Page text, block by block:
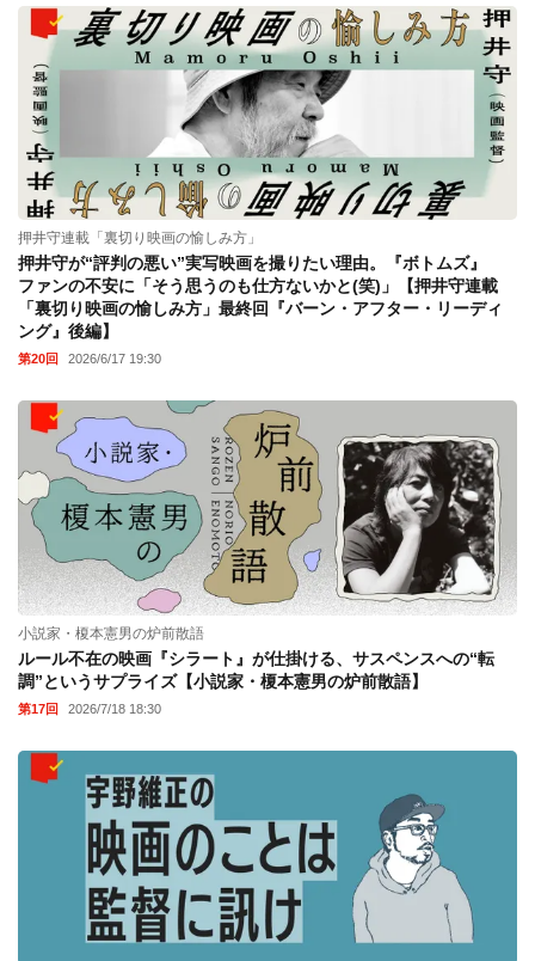
押井守連載「裏切り映画の愉しみ方」
押井守が“評判の悪い”実写映画を撮りたい理由。『ボトムズ』
ファンの不安に「そう思うのも仕方ないかと(笑)」【押井守連載
「裏切り映画の愉しみ方」最終回『バーン・アフター・リーディ
ング』後編】
第20回 2026/6/17 19:30
小説家・榎本憲男の炉前散語
ルール不在の映画『シラート』が仕掛ける、サスペンスへの“転
調”というサプライズ【小説家・榎本憲男の炉前散語】
第17回 2026/7/18 18:30